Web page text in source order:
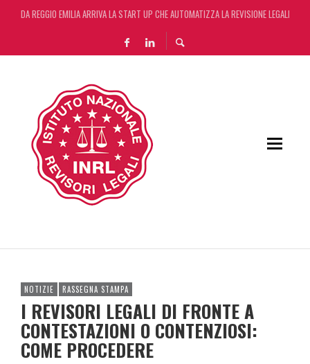
DA REGGIO EMILIA ARRIVA LA START UP CHE AUTOMATIZZA LA REVISIONE LEGALE
DA REGGIO EMILIA ARRIVA LA START UP CHE AUTOMATIZZA LA REVISIONE LEGALE
DECRETO OMNIBUS: CON IL CONCORDATO UNO ‘SCUDO’ FISCALE DI 4 ANNI
NOTIZIE RASSEGNA STAMPA
I REVISORI LEGALI DI FRONTE A
CONTESTAZIONI O CONTENZIOSI:
COME PROCEDERE